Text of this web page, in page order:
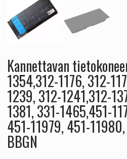
Kannettavan
1354,312-1176, 312-
1239, 312-1241,312-
1381, 331-1465,451-
451-11979, 451-
BBGN